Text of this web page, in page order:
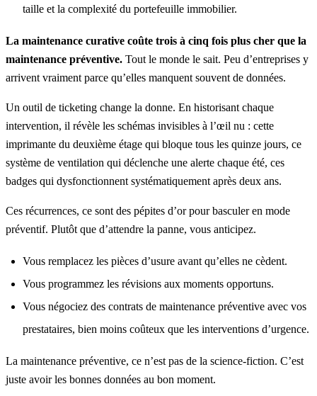
taille et la complexité du portefeuille immobilier.
La maintenance curative coûte trois à cinq fois plus cher que la
maintenance préventive. Tout le monde le sait. Peu d’entreprises y
arrivent vraiment parce qu’elles manquent souvent de données.
Un outil de ticketing change la donne. En historisant chaque
intervention, il révèle les schémas invisibles à l’œil nu : cette
imprimante du deuxième étage qui bloque tous les quinze jours, ce
système de ventilation qui déclenche une alerte chaque été, ces
badges qui dysfonctionnent systématiquement après deux ans.
Ces récurrences, ce sont des pépites d’or pour basculer en mode
préventif. Plutôt que d’attendre la panne, vous anticipez.
Vous remplacez les pièces d’usure avant qu’elles ne cèdent.
Vous programmez les révisions aux moments opportuns.
Vous négociez des contrats de maintenance préventive avec vos
prestataires, bien moins coûteux que les interventions d’urgence.
La maintenance préventive, ce n’est pas de la science-fiction. C’est
juste avoir les bonnes données au bon moment.